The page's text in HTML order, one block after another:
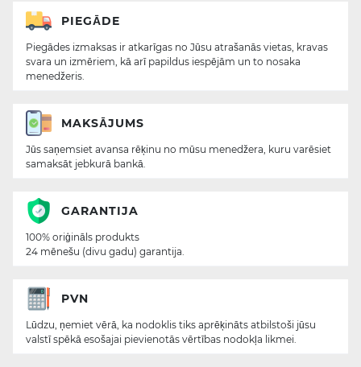
PIEGĀDE
Piegādes izmaksas ir atkarīgas no Jūsu atrašanās vietas, kravas
svara un izmēriem, kā arī papildus iespējām un to nosaka
menedžeris.
MAKSĀJUMS
Jūs saņemsiet avansa rēķinu no mūsu menedžera, kuru varēsiet
samaksāt jebkurā bankā.
GARANTIJA
100% oriģināls produkts
24 mēnešu (divu gadu) garantija.
PVN
Lūdzu, ņemiet vērā, ka nodoklis tiks aprēķināts atbilstoši jūsu
valstī spēkā esošajai pievienotās vērtības nodokļa likmei.